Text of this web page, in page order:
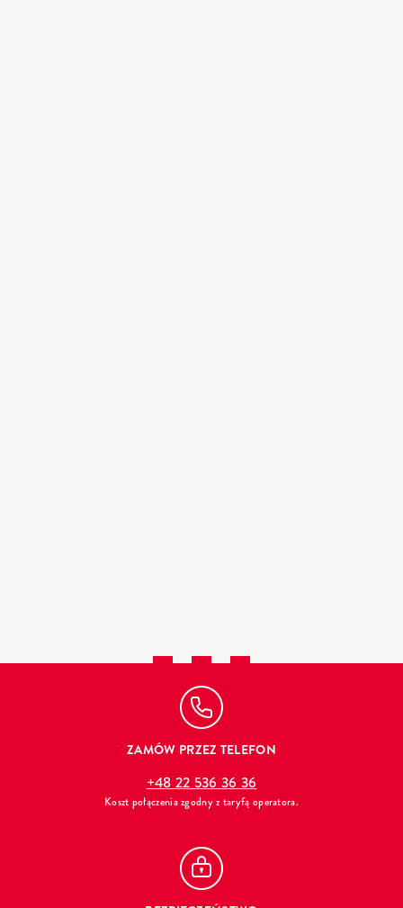
ZAMÓW PRZEZ TELEFON
+48 22 536 36 36
Koszt połączenia zgodny z taryfą operatora.